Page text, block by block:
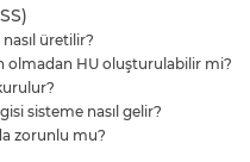
üretilir?
olmadan HU oluşturulabilir mi?
sisteme nasıl gelir?
zorunlu mu?